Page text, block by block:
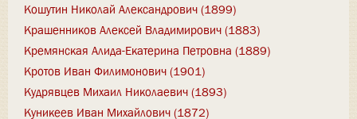
Кошутин Николай Александрович (1899)
Крашенников Алексей Владимирович (1883)
Кремянская Алида-Екатерина Петровна (1889)
Кротов Иван Филимонович (1901)
Кудрявцев Михаил Николаевич (1893)
Куникеев Иван Михайлович (1872)